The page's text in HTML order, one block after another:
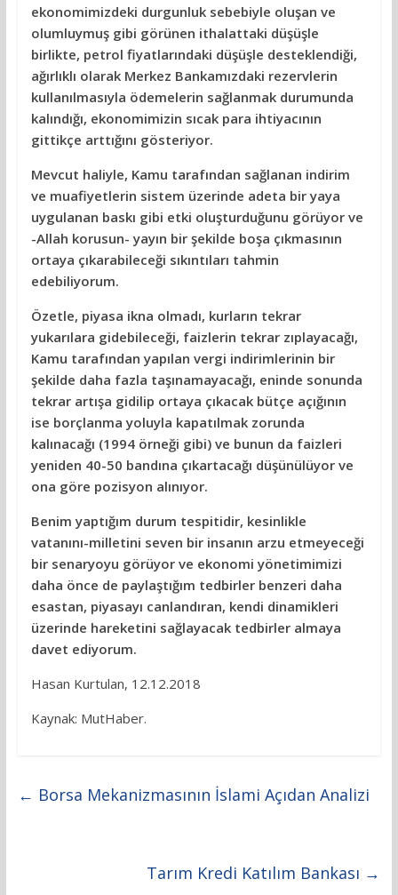
ekonomimizdeki durgunluk sebebiyle oluşan ve
olumluymuş gibi görünen ithalattaki düşüşle
birlikte, petrol fiyatlarındaki düşüşle desteklendiği,
ağırlıklı olarak Merkez Bankamızdaki rezervlerin
kullanılmasıyla ödemelerin sağlanmak durumunda
kalındığı, ekonomimizin sıcak para ihtiyacının
gittikçe arttığını gösteriyor.
Mevcut haliyle, Kamu tarafından sağlanan indirim
ve muafiyetlerin sistem üzerinde adeta bir yaya
uygulanan baskı gibi etki oluşturduğunu görüyor ve
-Allah korusun- yayın bir şekilde boşa çıkmasının
ortaya çıkarabileceği sıkıntıları tahmin
edebiliyorum.
Özetle, piyasa ikna olmadı, kurların tekrar
yukarılara gidebileceği, faizlerin tekrar zıplayacağı,
Kamu tarafından yapılan vergi indirimlerinin bir
şekilde daha fazla taşınamayacağı, eninde sonunda
tekrar artışa gidilip ortaya çıkacak bütçe açığının
ise borçlanma yoluyla kapatılmak zorunda
kalınacağı (1994 örneği gibi) ve bunun da faizleri
yeniden 40-50 bandına çıkartacağı düşünülüyor ve
ona göre pozisyon alınıyor.
Benim yaptığım durum tespitidir, kesinlikle
vatanını-milletini seven bir insanın arzu etmeyeceği
bir senaryoyu görüyor ve ekonomi yönetimimizi
daha önce de paylaştığım tedbirler benzeri daha
esastan, piyasayı canlandıran, kendi dinamikleri
üzerinde hareketini sağlayacak tedbirler almaya
davet ediyorum.
Hasan Kurtulan, 12.12.2018
Kaynak: MutHaber.
← Borsa Mekanizmasının İslami Açıdan Analizi
Tarım Kredi Katılım Bankası →